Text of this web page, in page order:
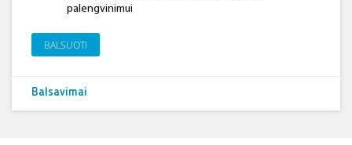
palengvinimui
BALSUOTI
Balsavimai